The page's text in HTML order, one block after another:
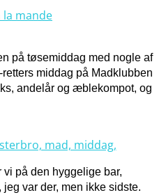
på tøsemiddag med nogle af
middag på Madklubben
andelår og æblekompot, og
på den hyggelige bar,
var der, men ikke sidste.